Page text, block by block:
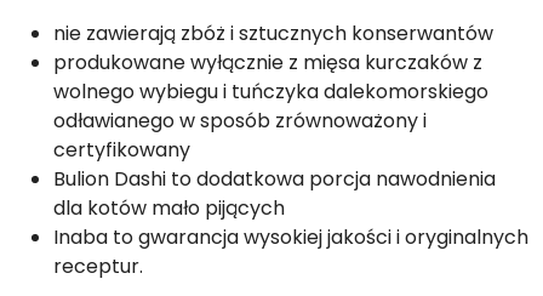
nie zawierają zbóż i sztucznych konserwantów
produkowane wyłącznie z mięsa kurczaków z
wolnego wybiegu i tuńczyka dalekomorskiego
odławianego w sposób zrównoważony i
certyfikowany
Bulion Dashi to dodatkowa porcja nawodnienia
dla kotów mało pijących
Inaba to gwarancja wysokiej jakości i oryginalnych
receptur.